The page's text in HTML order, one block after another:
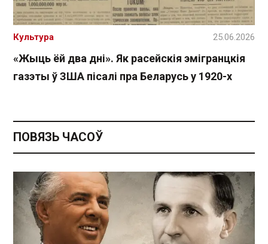
«Жыць ёй два дні». Як расейскія эмігранцкія
газэты ў ЗША пісалі пра Беларусь у 1920-х
Культура 25.06.2026
ПОВЯЗЬ ЧАСОЎ